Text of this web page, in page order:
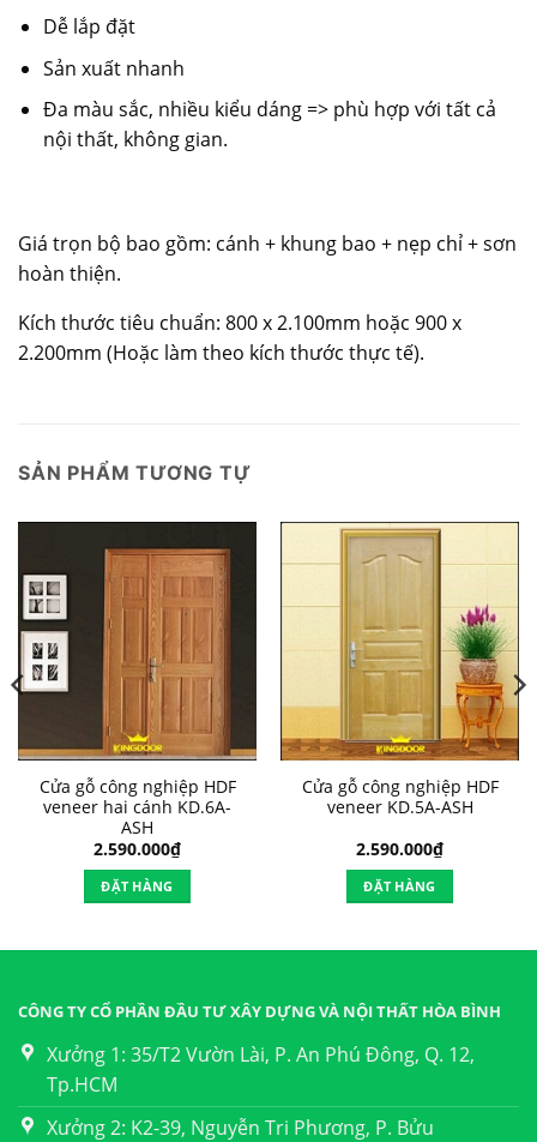
Dễ lắp đặt
Sản xuất nhanh
Đa màu sắc, nhiều kiểu dáng => phù hợp với tất cả
nội thất, không gian.
Giá trọn bộ bao gồm: cánh + khung bao + nẹp chỉ + sơn
hoàn thiện.
Kích thước tiêu chuẩn: 800 x 2.100mm hoặc 900 x
2.200mm (Hoặc làm theo kích thước thực tế).
SẢN PHẨM TƯƠNG TỰ
Cửa gỗ công nghiệp HDF
veneer hai cánh KD.6A-
ASH
2.590.000₫
ĐẶT HÀNG
Cửa gỗ công nghiệp HDF
veneer KD.5A-ASH
2.590.000₫
ĐẶT HÀNG
CÔNG TY CỔ PHẦN ĐẦU TƯ XÂY DỰNG VÀ NỘI THẤT HÒA BÌNH
Xưởng 1: 35/T2 Vườn Lài, P. An Phú Đông, Q. 12,
Tp.HCM
Xưởng 2: K2-39, Nguyễn Tri Phương, P. Bửu